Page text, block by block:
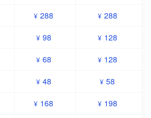
¥ 288 ¥ 288
¥ 98 ¥ 128
¥ 68 ¥ 128
¥ 48 ¥ 58
¥ 168 ¥ 198